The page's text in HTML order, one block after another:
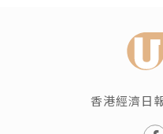
香港經濟日